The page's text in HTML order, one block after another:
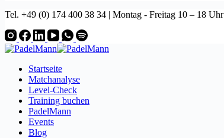
Tel. +49 (0) 174 400 38 34 | Montag - Freitag 10 – 18 Uhr
Startseite
Matchanalyse
Level-Check
Training buchen
PadelMann
Events
Blog